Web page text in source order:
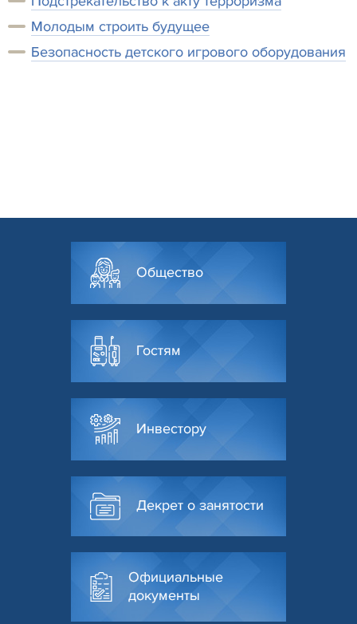
Молодым строить будущее
Безопасность детского игрового оборудования
Общество
Гостям
Инвестору
Декрет о занятости
Официальные
документы